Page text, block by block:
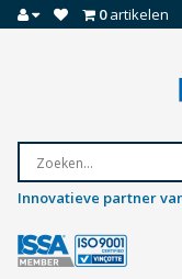
0artikelen
Innovatieve partner